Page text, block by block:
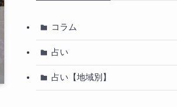
コラム
占い
占い【地域別】